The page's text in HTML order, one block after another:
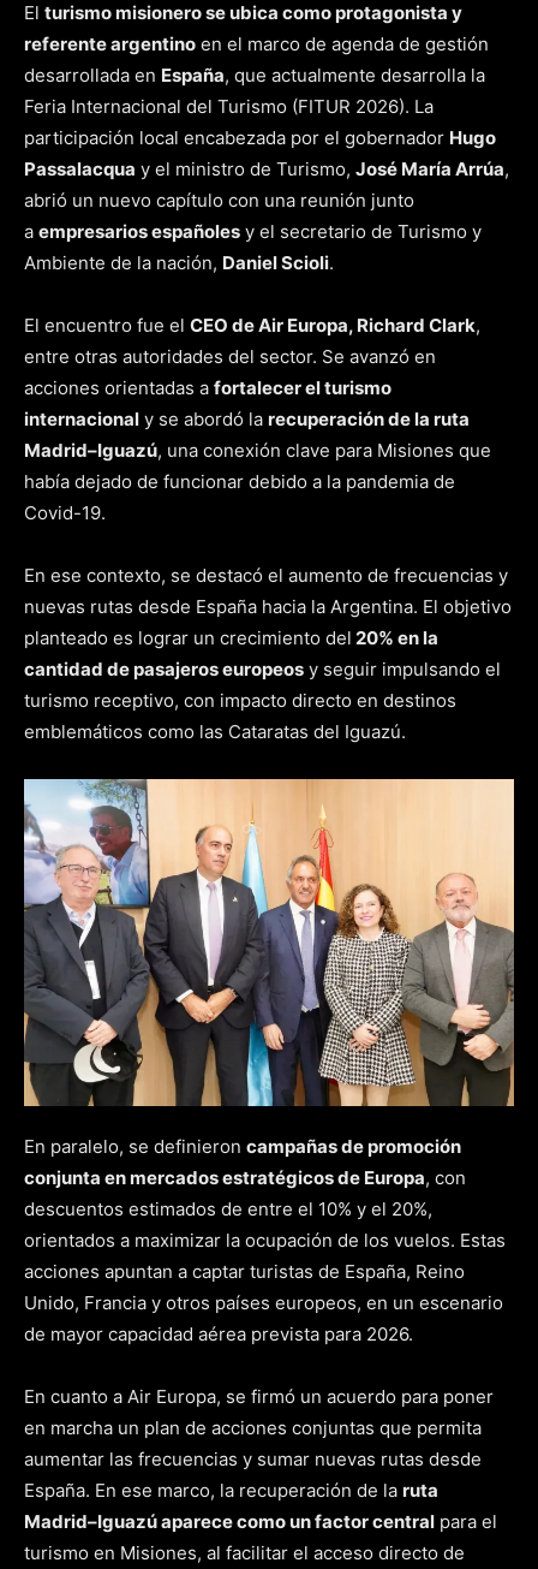
El turismo misionero se ubica como protagonista y
referente argentino en el marco de agenda de gestión
desarrollada en España, que actualmente desarrolla la
Feria Internacional del Turismo (FITUR 2026). La
participación local encabezada por el gobernador Hugo
Passalacqua y el ministro de Turismo, José María Arrúa,
abrió un nuevo capítulo con una reunión junto
a empresarios españoles y el secretario de Turismo y
Ambiente de la nación, Daniel Scioli.
El encuentro fue el CEO de Air Europa, Richard Clark,
entre otras autoridades del sector. Se avanzó en
acciones orientadas a fortalecer el turismo
internacional y se abordó la recuperación de la ruta
Madrid–Iguazú, una conexión clave para Misiones que
había dejado de funcionar debido a la pandemia de
Covid-19.
En ese contexto, se destacó el aumento de frecuencias y
nuevas rutas desde España hacia la Argentina. El objetivo
planteado es lograr un crecimiento del 20% en la
cantidad de pasajeros europeos y seguir impulsando el
turismo receptivo, con impacto directo en destinos
emblemáticos como las Cataratas del Iguazú.
En paralelo, se definieron campañas de promoción
conjunta en mercados estratégicos de Europa, con
descuentos estimados de entre el 10% y el 20%,
orientados a maximizar la ocupación de los vuelos. Estas
acciones apuntan a captar turistas de España, Reino
Unido, Francia y otros países europeos, en un escenario
de mayor capacidad aérea prevista para 2026.
En cuanto a Air Europa, se firmó un acuerdo para poner
en marcha un plan de acciones conjuntas que permita
aumentar las frecuencias y sumar nuevas rutas desde
España. En ese marco, la recuperación de la ruta
Madrid–Iguazú aparece como un factor central para el
turismo en Misiones, al facilitar el acceso directo de